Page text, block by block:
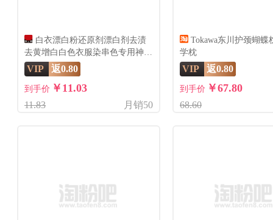
白衣漂白粉还原剂漂白剂去渍
去黄增白白色衣服染串色专用神器
衣物
VIP 返0.80
到手价 ￥11.03
11.83 月销50
Tokawa东川护颈蝴蝶
学枕
VIP 返0.80
到手价 ￥67.80
68.60